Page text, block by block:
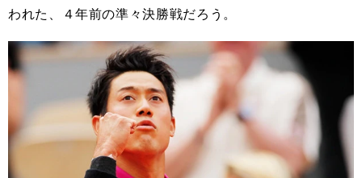
われた、４年前の準々決勝戦だろう。